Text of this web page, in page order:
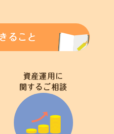
ること
資産運用に
関するご相談